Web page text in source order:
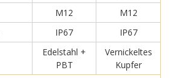
M12
M12
IP67 IP67
Edelstahl +
PBT
Vernickeltes
Kupfer